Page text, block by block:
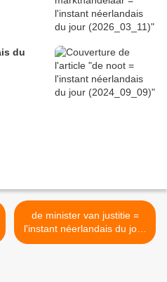
du
de minister van justitie =
l'instant néerlandais du jour
(2023_10_23) >